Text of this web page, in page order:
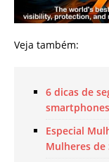
Veja também:
6 dicas de
Especial
Mulheres de